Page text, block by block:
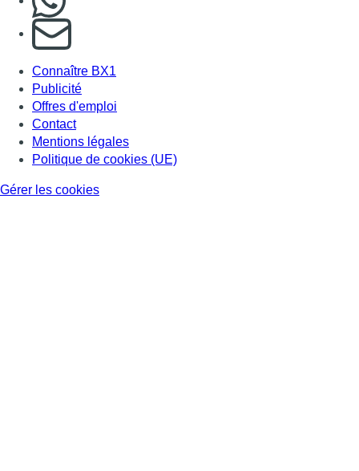
S'abonner à notre newsletter
Connaître BX1
Publicité
Offres d'emploi
Contact
Mentions légales
Politique de cookies (UE)
Gérer les cookies